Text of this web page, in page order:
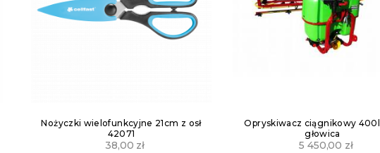
Opryskiwacz ciągnikowy 400l 12m
głowica
5 450,00zł
Doniczka Gama 190 textil
17,00zł